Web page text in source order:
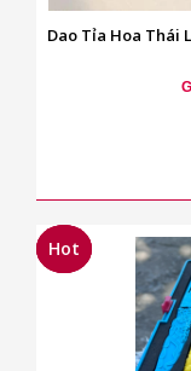
Dao Tỉa Hoa Thái
Hot
Hot
Hot